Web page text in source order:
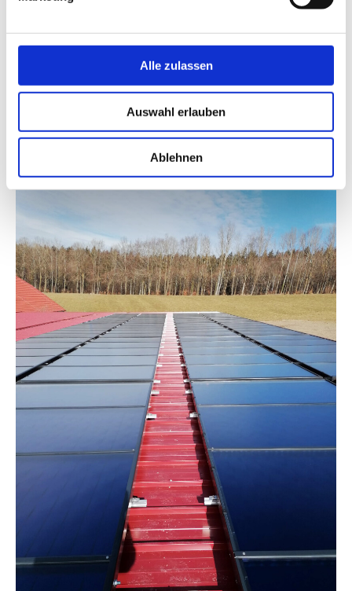
Alle zulassen
Auswahl erlauben
Ablehnen
Michael Zellinger